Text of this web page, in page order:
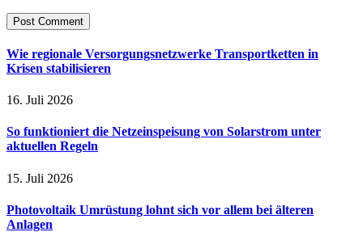
Wie regionale Versorgungsnetzwerke Transportketten in
Krisen stabilisieren
16. Juli 2026
So funktioniert die Netzeinspeisung von Solarstrom unter
aktuellen Regeln
15. Juli 2026
Photovoltaik Umrüstung lohnt sich vor allem bei älteren
Anlagen